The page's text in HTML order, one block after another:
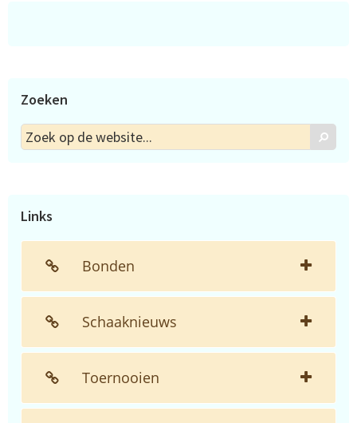
Zoeken
Zoek
op
Zoek
Links
Bonden
Schaaknieuws
Toernooien